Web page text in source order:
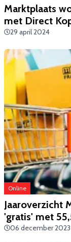
Marktplaats
met Direct
29 april 2024
Online
Jaaroverzicht
'gratis' met
06 december 2023